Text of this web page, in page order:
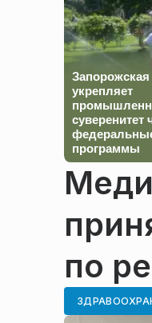
Запорожская
укрепляет
суверенитет
программы
по